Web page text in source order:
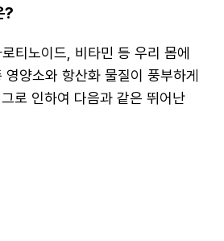
?
티노이드, 비타민 등 우리 몸에
양소와 항산화 물질이 풍부하게
로 인하여 다음과 같은 뛰어난